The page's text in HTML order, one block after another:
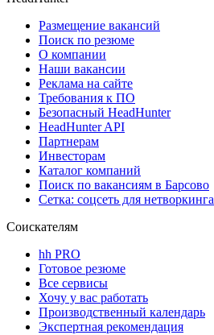
Размещение вакансий
Поиск по резюме
О компании
Наши вакансии
Реклама на сайте
Требования к ПО
Безопасный HeadHunter
HeadHunter API
Партнерам
Инвесторам
Каталог компаний
Поиск по вакансиям в Барсово
Сетка: соцсеть для нетворкинга
Соискателям
hh PRO
Готовое резюме
Все сервисы
Хочу у вас работать
Производственный календарь
Экспертная рекомендация